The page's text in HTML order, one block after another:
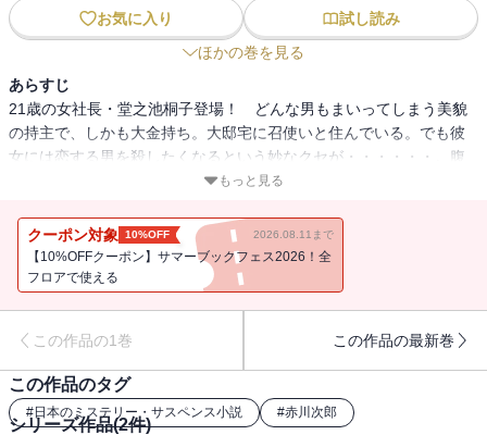
お気に入り
試し読み
ほかの巻を見る
あらすじ
21歳の女社長・堂之池桐子登場！ どんな男もまいってしまう美貌
の持主で、しかも大金持ち。大邸宅に召使いと住んでいる。でも彼
女には恋する男を殺したくなるという妙なクセが・・・・・・。腹
黒い中年男、藤田が仕掛けてくるワナに、有能でハンサムな秘書、
す仲になったり。伊吹君は、桐子の家で働く栄子に恋するようにな
って――桐子と伊吹君のてんてこ舞いは当分続きそう。仕事に恋
に、おしゃれなラブ・サスペンス！
もっと見る
クーポン対象 10%OFF 2026.08.11まで
【10%OFFクーポン】サマーブックフェス2026！全
フロアで使える
この作品の1巻 この作品の最新巻
この作品のタグ
#日本のミステリー・サスペンス小説 #赤川次郎
シリーズ作品(2件)